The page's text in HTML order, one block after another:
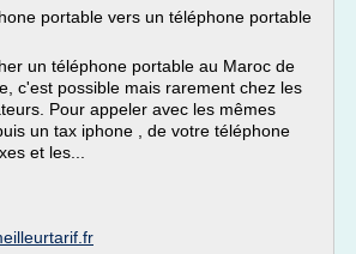
portable vers un téléphone portable
un téléphone portable au Maroc de
c'est possible mais rarement chez les
Pour appeler avec les mêmes
un tax iphone , de votre téléphone
et les...